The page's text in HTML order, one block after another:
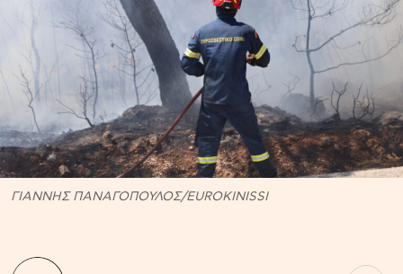
ΓΙΑΝΝΗΣ ΠΑΝΑΓΟΠΟΥΛΟΣ/EUROKINISSI